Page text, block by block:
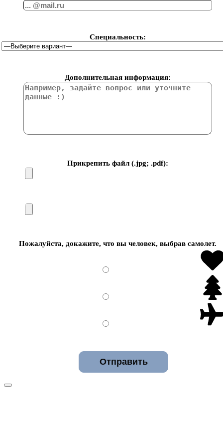
Специальность:
Дополнительная информация:
Прикрепить файл (.jpg; .pdf):
Пожалуйста, докажите, что вы человек, выбравсамолет.